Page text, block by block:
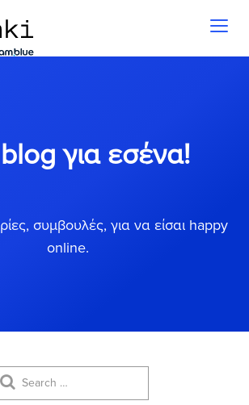
για εσένα!
συμβουλές, για να είσαι happy
online.